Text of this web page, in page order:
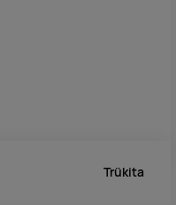
Trükita